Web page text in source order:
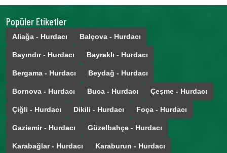
Popüler Etiketler
Aliağa - Hurdacı Balçova - Hurdacı
Bayındır - Hurdacı Bayraklı - Hurdacı
Bergama - Hurdacı Beydağ - Hurdacı
Bornova - Hurdacı Buca - Hurdacı Çeşme - Hurdacı
Çiğli - Hurdacı Dikili - Hurdacı Foça - Hurdacı
Gaziemir - Hurdacı Güzelbahçe - Hurdacı
Karabağlar - Hurdacı Karaburun - Hurdacı